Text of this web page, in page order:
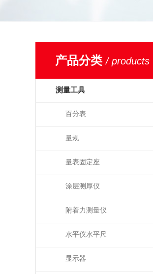
产品分类/ products
测量工具
百分表
量规
量表固定座
涂层测厚仪
附着力测量仪
水平仪水平尺
显示器